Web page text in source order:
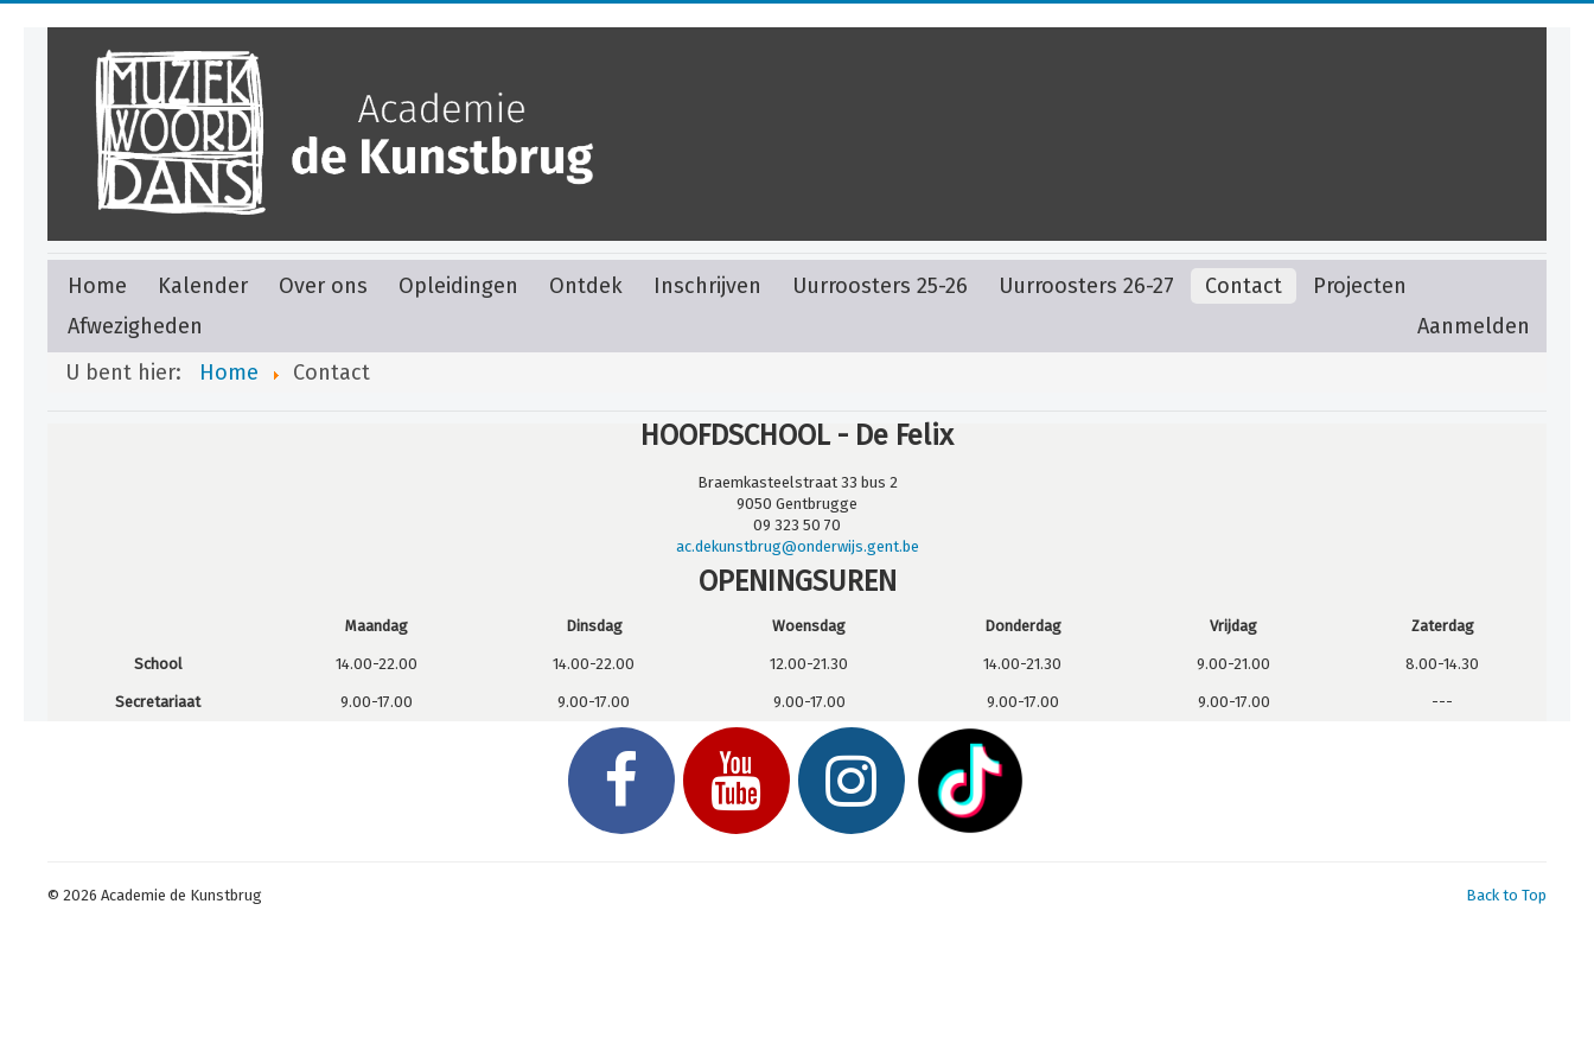
Home Kalender Over ons Opleidingen Ontdek Inschrijven Uurroosters 25-26 Uurroosters 26-27 Contact
Projecten
Aanmelden
Afwezigheden
U bent hier:
Home Contact
HOOFDSCHOOL - De Felix
Braemkasteelstraat 33 bus 2
9050 Gentbrugge
09 323 50 70
ac.dekunstbrug@onderwijs.gent.be
OPENINGSUREN
Maandag Dinsdag Woensdag Donderdag Vrijdag Zaterdag
School 14.00-22.00 14.00-22.00 12.00-21.30 14.00-21.30 9.00-21.00 8.00-14.30
Secretariaat 9.00-17.00 9.00-17.00 9.00-17.00 9.00-17.00 9.00-17.00 ---
Back to Top
© 2026 Academie de Kunstbrug